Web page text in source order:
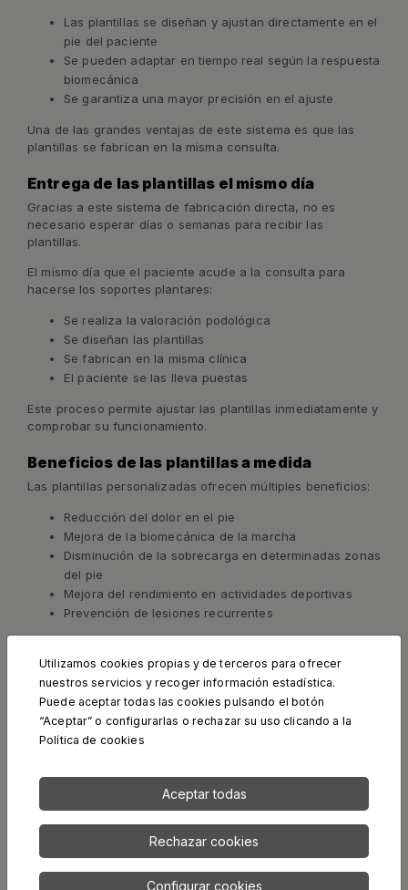
Las plantillas se diseñan y ajustan directamente en el
pie del paciente
Se pueden adaptar en tiempo real según la respuesta
biomecánica
Se garantiza una mayor precisión en el ajuste
Una de las grandes ventajas de este sistema es que las
plantillas se fabrican en la misma consulta.
Entrega de las plantillas el mismo día
Gracias a este sistema de fabricación directa, no es
necesario esperar días o semanas para recibir las
plantillas.
El mismo día que el paciente acude a la consulta para
hacerse los soportes plantares:
Se realiza la valoración podológica
Se diseñan las plantillas
Se fabrican en la misma clínica
El paciente se las lleva puestas
Este proceso permite ajustar las plantillas inmediatamente y
comprobar su funcionamiento.
Beneficios de las plantillas a medida
Las plantillas personalizadas ofrecen múltiples beneficios:
Reducción del dolor en el pie
Mejora de la biomecánica de la marcha
Disminución de la sobrecarga en determinadas zonas
del pie
Mejora del rendimiento en actividades deportivas
Prevención de lesiones recurrentes
pueden mejorar notablemente la calidad de vida del
paciente.
Utilizamos cookies propias y de terceros para ofrecer
nuestros servicios y recoger información estadística.
Puede aceptar todas las cookies pulsando el botón
“Aceptar” o configurarlas o rechazar su uso clicando a la
Política de cookies
Aceptar todas
Rechazar cookies
Configurar cookies